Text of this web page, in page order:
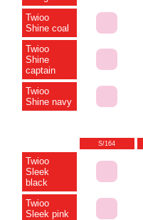
Twioo
Shine coal
Twioo
Shine
captain
Twioo
Shine navy
S/164
Twioo
Sleek
black
Twioo
Sleek pink